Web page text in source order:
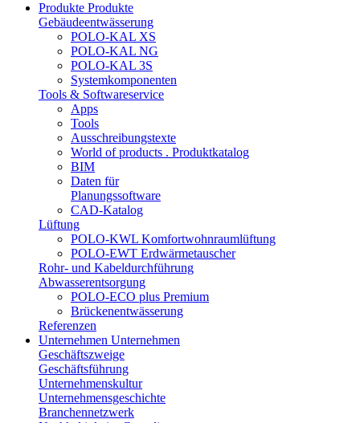
Produkte Produkte
Gebäudeentwässerung
POLO-KAL XS
POLO-KAL NG
POLO-KAL 3S
Systemkomponenten
Tools & Softwareservice
Apps
Tools
Ausschreibungstexte
World of products . Produktkatalog
BIM
Daten für
Planungssoftware
CAD-Katalog
Lüftung
POLO-KWL Komfortwohnraumlüftung
POLO-EWT Erdwärmetauscher
Rohr- und Kabeldurchführung
Abwasserentsorgung
POLO-ECO plus Premium
Brückenentwässerung
Referenzen
Unternehmen Unternehmen
Geschäftszweige
Geschäftsführung
Unternehmenskultur
Unternehmensgeschichte
Branchennetzwerk